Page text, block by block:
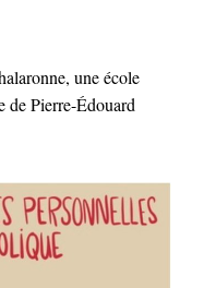
une école
de Pierre-Édouard